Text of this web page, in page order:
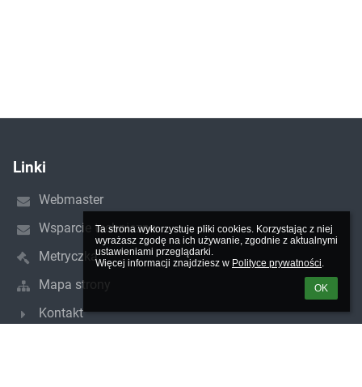
Ta strona wykorzystuje pliki cookies. Korzystając z niej
wyrażasz zgodę na ich używanie, zgodnie z aktualnymi
ustawieniami przeglądarki.
Więcej informacji znajdziesz w Polityce prywatności.
OK
Linki
Webmaster
Wsparcie techniczne
Metryczka
Mapa strony
Kontakt